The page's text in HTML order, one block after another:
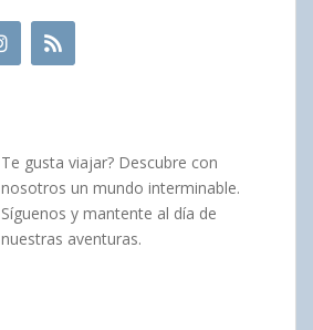
Te gusta viajar? Descubre con
nosotros un mundo interminable.
Síguenos y mantente al día de
nuestras aventuras.